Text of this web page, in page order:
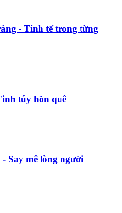
- Tinh tế trong từng
túy hồn quê
Say mê lòng người